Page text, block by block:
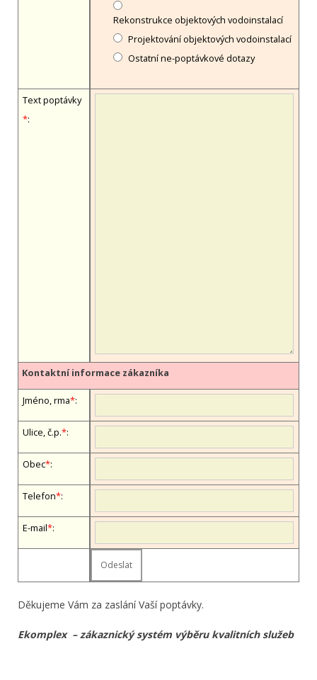
Rekonstrukce objektových vodoinstalací
Projektování objektových vodoinstalací
Ostatní ne-poptávkové dotazy
Text poptávky
*:
Kontaktní informace zákazníka
Jméno, firma*:
Ulice, č.p.*:
Obec*:
Telefon*:
E-mail*:
Děkujeme Vám za zaslání Vaší poptávky.
Ekomplex – zákaznický systém výběru kvalitních služeb